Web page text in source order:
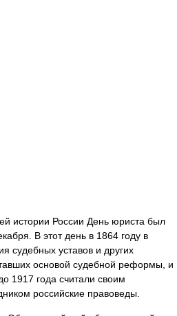
истории России День юриста был
В этот день в 1864 году в
судебных уставов и других
основой судебной реформы, и
1917 года считали своим
российские правоведы.